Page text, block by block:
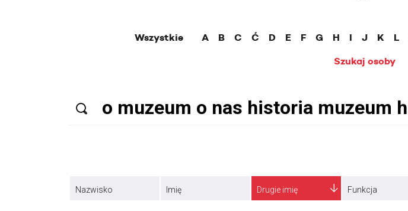
Wszystkie A B C Ć D E F G H I J K L
Szukaj osoby
Nazwisko Imię Drugie imię Funkcja